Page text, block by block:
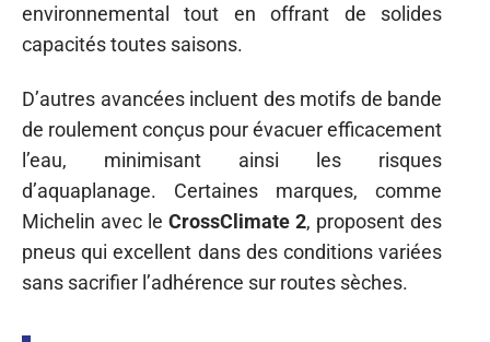
environnemental tout en offrant de solides
capacités toutes saisons.
D’autres avancées incluent des motifs de bande
de roulement conçus pour évacuer efficacement
l’eau, minimisant ainsi les risques
d’aquaplanage. Certaines marques, comme
Michelin avec le CrossClimate 2, proposent des
pneus qui excellent dans des conditions variées
sans sacrifier l’adhérence sur routes sèches.